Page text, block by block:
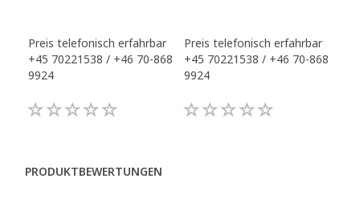
Preis telefonisch erfahrbar
+45 70221538 / +46 70-868
9924
Preis telefonisch erfahrbar
+45 70221538 / +46 70-868
9924
PRODUKTBEWERTUNGEN